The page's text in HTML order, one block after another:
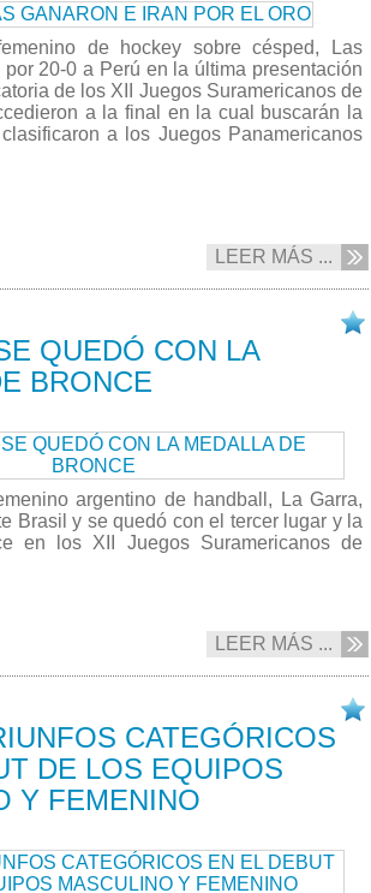
de hockey sobre césped, Las
por 20-0 a Perú en la última presentación
de los XII Juegos Suramericanos de
a la final en la cual buscarán la
a los Juegos Panamericanos
LEER MÁS ...
QUEDÓ CON LA
BRONCE
argentino de handball, La Garra,
Brasil y se quedó con el tercer lugar y la
en los XII Juegos Suramericanos de
LEER MÁS ...
CATEGÓRICOS
DE LOS EQUIPOS
Y FEMENINO